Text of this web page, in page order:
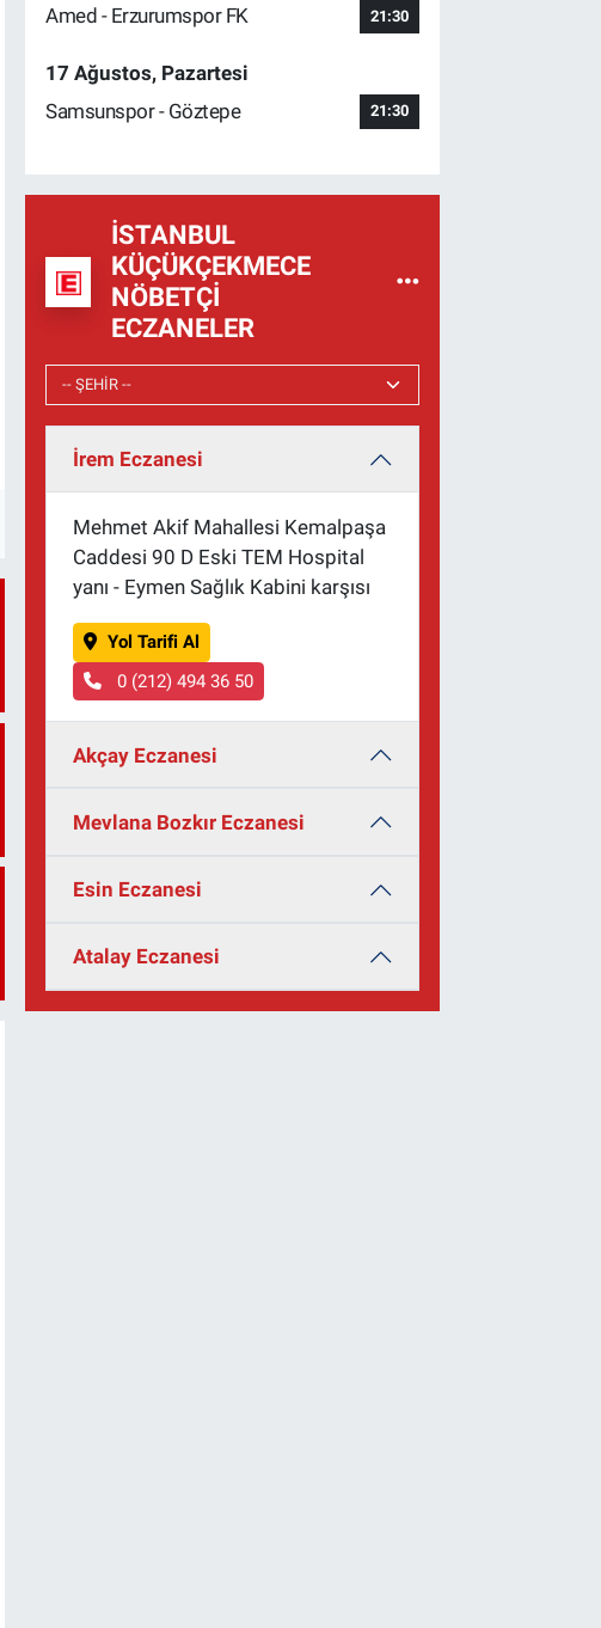
Amed - Erzurumspor FK 21:30
17 Ağustos, Pazartesi
Samsunspor - Göztepe
21:30
İSTANBUL
KÜÇÜKÇEKMECE
NÖBETÇI
ECZANELER
İrem Eczanesi
Mehmet Akif Mahallesi Kemalpaşa
Caddesi 90 D Eski TEM Hospital
yanı - Eymen Sağlık Kabini karşısı
Yol Tarifi Al
0 (212) 494 36 50
Akçay Eczanesi
Mevlana Bozkır Eczanesi
Esin Eczanesi
Atalay Eczanesi